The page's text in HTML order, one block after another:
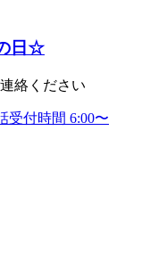
日☆
絡ください
受付時間 6:00〜